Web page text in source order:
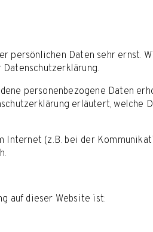
persönlichen Daten sehr ernst.
personenbezogene Daten
erläutert, welche
Internet (z.B. bei der
auf dieser Website ist: